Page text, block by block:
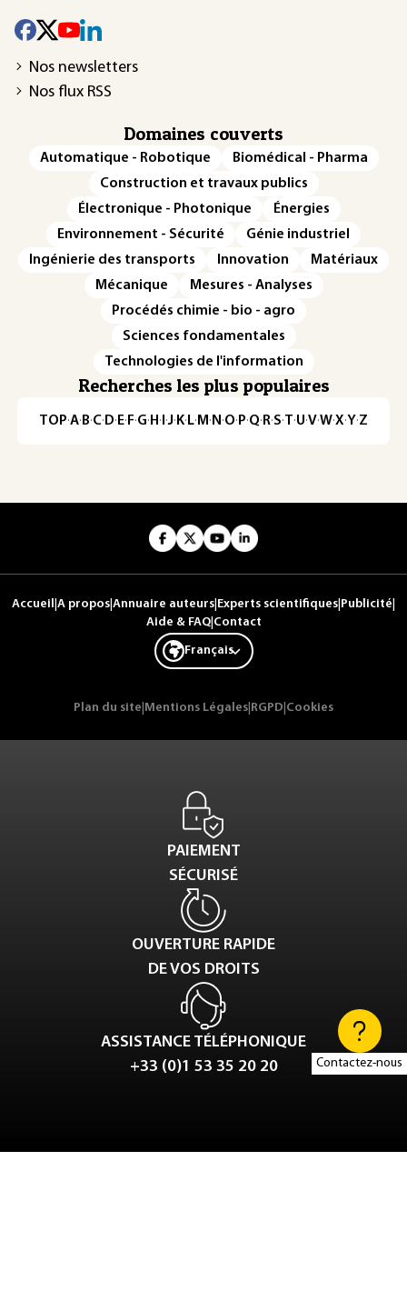
Contactez-nous
Nos newsletters
Nos flux RSS
Domaines couverts
Automatique - Robotique
Biomédical - Pharma
Construction et travaux publics
Électronique - Photonique
Énergies
Environnement - Sécurité
Génie industriel
Ingénierie des transports
Innovation
Matériaux
Mécanique
Mesures - Analyses
Procédés chimie - bio - agro
Sciences fondamentales
Technologies de l'information
Recherches les plus populaires
TOP·A·B·C· D· E· F·G· H · ·J· K· L· M · N ·O· P·Q· R·S·T·U·V·W·X·Y·Z
Accueil A propos Annuaire auteurs Experts scientifiques Publicité
Aide & FAQ| Contact
Français
Plan du site Mentions Légales RGPD Cookies
PAIEMENT
SÉCURISÉ
OUVERTURE RAPIDE
DE VOS DROITS
ASSISTANCE TÉLÉPHONIQUE
+33 (0)1 53 35 20 20